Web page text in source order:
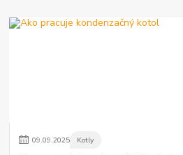
09.09.2025 Kotly